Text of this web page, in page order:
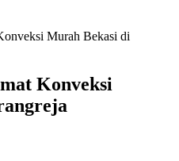
Murah Bekasi di
Konveksi